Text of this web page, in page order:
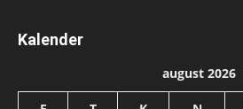
Kalender
august 2026